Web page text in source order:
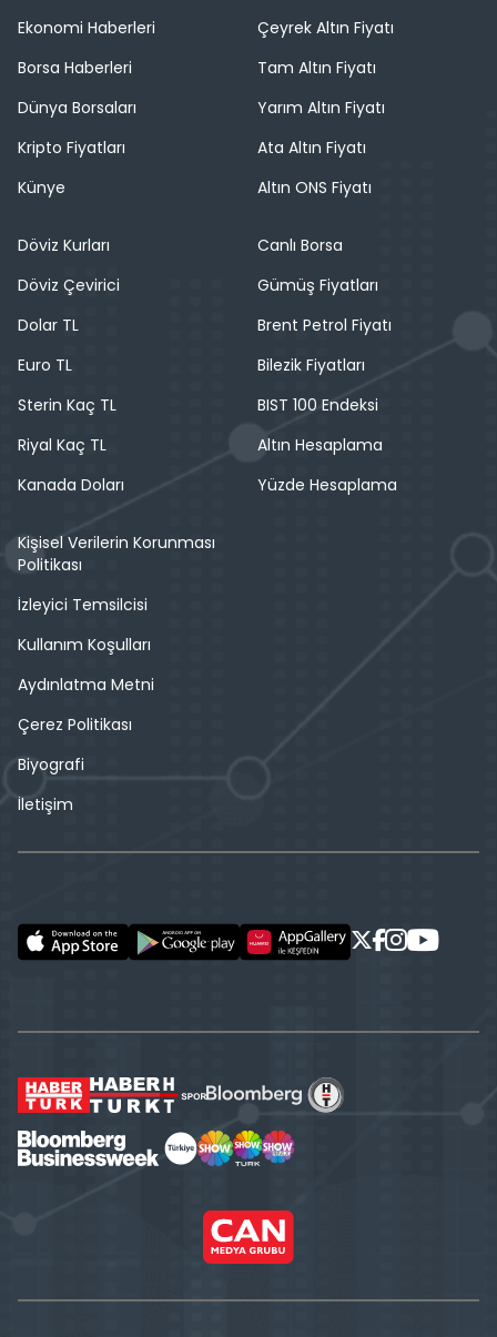
Ekonomi Haberleri
Borsa Haberleri
Dünya Borsaları
Kripto Fiyatları
Künye
Çeyrek Altın Fiyatı
Tam Altın Fiyatı
Yarım Altın Fiyatı
Ata Altın Fiyatı
Altın ONS Fiyatı
Döviz Kurları
Döviz Çevirici
Dolar TL
Euro TL
Sterin Kaç TL
Riyal Kaç TL
Kanada Doları
Canlı Borsa
Gümüş Fiyatları
Brent Petrol Fiyatı
Bilezik Fiyatları
BIST 100 Endeksi
Altın Hesaplama
Yüzde Hesaplama
Kişisel Verilerin Korunması
Politikası
İzleyici Temsilcisi
Kullanım Koşulları
Aydınlatma Metni
Çerez Politikası
Biyografi
İletişim